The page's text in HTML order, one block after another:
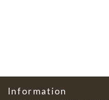
Information